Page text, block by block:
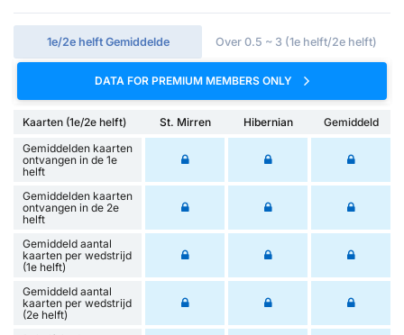
1e/2e helft Gemiddelde Over 0.5 ~ 3 (1e helft/2e helft)
DATA FOR PREMIUM MEMBERS ONLY
Kaarten (1e/2e helft) St. Mirren Hibernian
Gemiddeld
Gemiddelden kaarten
ontvangen in de 1e
helft
Gemiddelden kaarten
ontvangen in de 2e
helft
Gemiddeld aantal
kaarten per wedstrijd
(1e helft)
Gemiddeld aantal
kaarten per wedstrijd
(2e helft)